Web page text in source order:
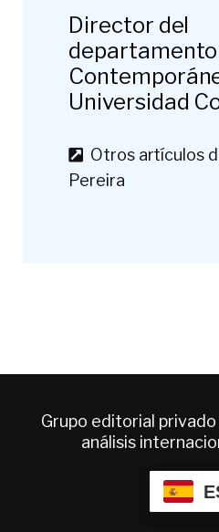
Director del
Universidad
Otros artículos
Pereira
Grupo editorial
análisis